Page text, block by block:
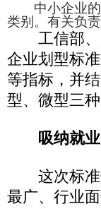
中小企业的
类别。有关负
工信部、
企业划型标
等指标，并
型、微型三
吸纳就
这次标准
最广、行业